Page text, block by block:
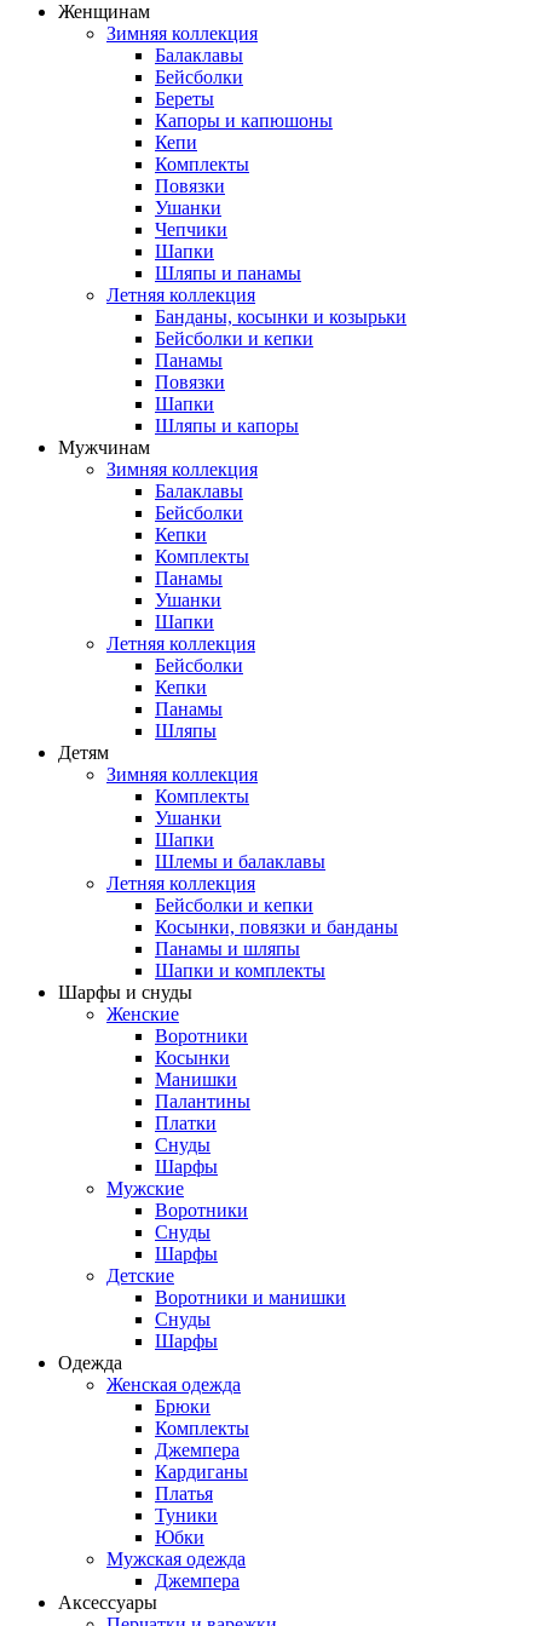
Женщинам
Зимняя коллекция
Балаклавы
Бейсболки
Береты
Капоры и капюшоны
Кепи
Комплекты
Повязки
Ушанки
Чепчики
Шапки
Шляпы и панамы
Летняя коллекция
Банданы, косынки и козырьки
Бейсболки и кепки
Панамы
Повязки
Шапки
Шляпы и капоры
Мужчинам
Зимняя коллекция
Балаклавы
Бейсболки
Кепки
Комплекты
Панамы
Ушанки
Шапки
Летняя коллекция
Бейсболки
Кепки
Панамы
Шляпы
Детям
Зимняя коллекция
Комплекты
Ушанки
Шапки
Шлемы и балаклавы
Летняя коллекция
Бейсболки и кепки
Косынки, повязки и банданы
Панамы и шляпы
Шапки и комплекты
Шарфы и снуды
Женские
Воротники
Косынки
Манишки
Палантины
Платки
Снуды
Шарфы
Мужские
Воротники
Снуды
Шарфы
Детские
Воротники и манишки
Снуды
Шарфы
Одежда
Женская одежда
Брюки
Комплекты
Джемпера
Кардиганы
Платья
Туники
Юбки
Мужская одежда
Джемпера
Аксессуары